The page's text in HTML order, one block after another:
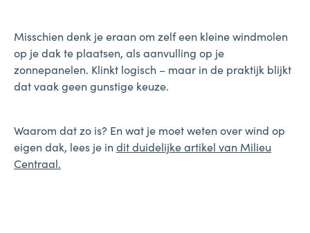
Misschien denk je eraan om zelf een kleine windmolen
op je dak te plaatsen, als aanvulling op je
zonnepanelen. Klinkt logisch – maar in de praktijk blijkt
dat vaak geen gunstige keuze.
Waarom dat zo is? En wat je moet weten over wind op
eigen dak, lees je in dit duidelijke artikel van Milieu
Centraal.